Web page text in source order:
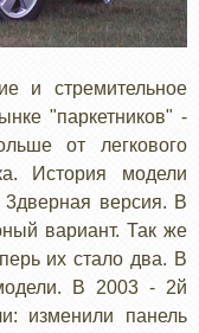
и стремительное
"паркетников" -
от легкового
История модели
3дверная версия. В
вариант. Так же
их стало два. В
В 2003 - 2й
изменили панель